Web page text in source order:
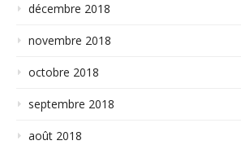
décembre 2018
novembre 2018
octobre 2018
septembre 2018
août 2018